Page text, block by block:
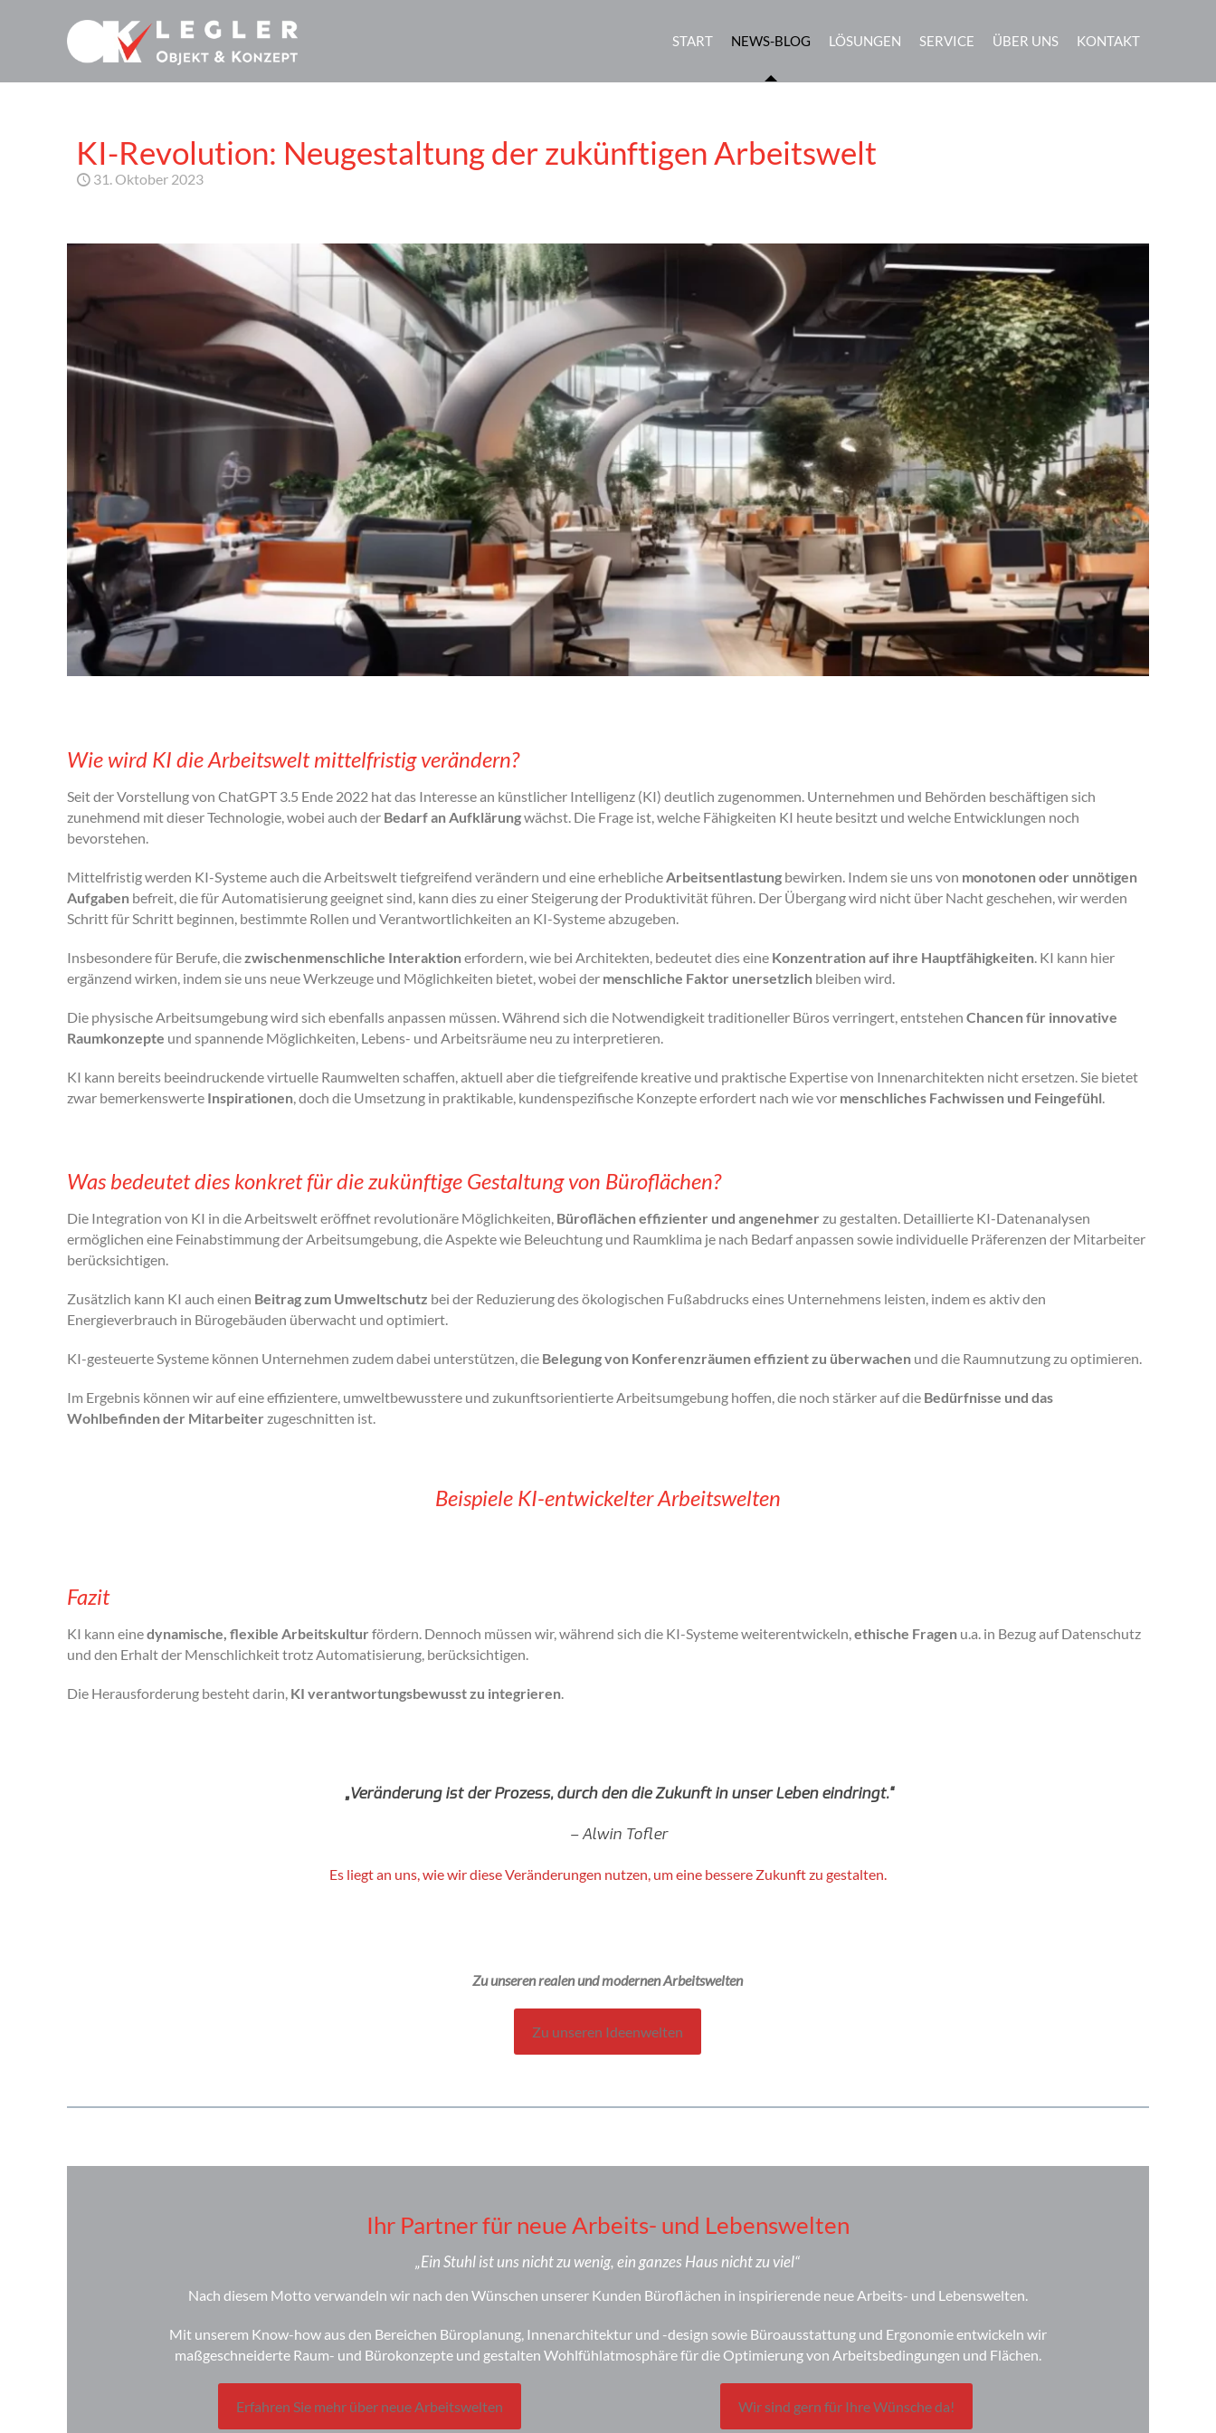
START NEWS-BLOG LÖSUNGEN SERVICE ÜBER UNS KONTAKT
KI-Revolution: Neugestaltung der zukünftigen Arbeitswelt
31. Oktober 2023
Wie wird KI die Arbeitswelt mittelfristig verändern?
Seit der Vorstellung von ChatGPT 3.5 Ende 2022 hat das Interesse an künstlicher Intelligenz (KI) deutlich zugenommen. Unternehmen und Behörden beschäftigen sich
zunehmend mit dieser Technologie, wobei auch der Bedarf an Aufklärungwächst. Die Frage ist, welche Fähigkeiten KI heute besitzt und welche Entwicklungen noch
bevorstehen.
Mittelfristig werden KI-Systeme auch die Arbeitswelt tiefgreifend verändern und eine erheblicheArbeitsentlastung bewirken. Indem sie uns von monotonen oder unnötigen
Aufgaben befreit, die für Automatisierung geeignet sind, kann dies zu einer Steigerung der Produktivität führen. Der Übergang wird nicht über Nacht geschehen, wir werden
Schritt für Schritt beginnen, bestimmte Rollen und Verantwortlichkeiten an KI-Systeme abzugeben.
Insbesondere für Berufe, diezwischenmenschliche Interaktionerfordern, wie bei Architekten, bedeutet dies eine Konzentration auf ihre Hauptfähigkeiten. KI kann hier
ergänzend wirken, indem sie uns neue Werkzeuge und Möglichkeiten bietet, wobei der menschliche Faktor unersetzlich bleiben wird.
Die physische Arbeitsumgebung wird sich ebenfalls anpassen müssen. Während sich die Notwendigkeit traditioneller Büros verringert, entstehenChancen für innovative
Raumkonzepte und spannende Möglichkeiten, Lebens- und Arbeitsräume neu zu interpretieren.
KI kann bereits beeindruckende virtuelle Raumwelten schaffen, aktuell aber die tiefgreifende kreative und praktische Expertise von Innenarchitekten nicht ersetzen. Sie bietet
zwar bemerkenswerte Inspirationen, doch die Umsetzung in praktikable, kundenspezifische Konzepte erfordert nach wie vor menschliches Fachwissen und Feingefühl.
Was bedeutet dies konkret für die zukünftige Gestaltung von Büroflächen?
Die Integration von KI in die Arbeitswelt eröffnet revolutionäre Möglichkeiten, Büroflächen effizienter und angenehmer zu gestalten. Detaillierte KI-Datenanalysen
ermöglichen eine Feinabstimmung der Arbeitsumgebung, die Aspekte wie Beleuchtung und Raumklima je nach Bedarf anpassen sowie individuelle Präferenzen der Mitarbeiter
berücksichtigen.
Zusätzlich kann KI auch einen Beitrag zum Umweltschutz bei der Reduzierung des ökologischen Fußabdrucks eines Unternehmens leisten, indem es aktiv den
Energieverbrauch in Bürogebäuden überwacht und optimiert.
KI-gesteuerte Systeme können Unternehmen zudem dabei unterstützen, die Belegung von Konferenzräumen effizient zu überwachen und die Raumnutzung zu optimieren.
Im Ergebnis können wir auf eine effizientere, umweltbewusstere und zukunftsorientierte Arbeitsumgebung hoffen, die noch stärker auf die Bedürfnisse und das
Wohlbefinden der Mitarbeiterzugeschnitten ist.
Beispiele KI-entwickelter Arbeitswelten
Fazit
KI kann einedynamische, flexible Arbeitskulturfördern. Dennoch müssen wir, während sich die KI-Systeme weiterentwickeln,ethische Fragen u.a. in Bezug auf Datenschutz
und den Erhalt der Menschlichkeit trotz Automatisierung, berücksichtigen.
Die Herausforderung besteht darin, KI verantwortungsbewusst zu integrieren.
„Veränderung ist der Prozess, durch den die Zukunft in unser Leben eindringt.“
– Alwin Tofler
Es liegt an uns, wie wir diese Veränderungen nutzen, um eine bessere Zukunft zu gestalten.
Zu unseren realen und modernen Arbeitswelten
Zu unseren Ideenwelten
Ihr Partner für neue Arbeits- und Lebenswelten
„Ein Stuhl ist uns nicht zu wenig, ein ganzes Haus nicht zu viel“
Nach diesem Motto verwandeln wir nach den Wünschen unserer Kunden Büroflächen in inspirierende neue Arbeits- und Lebenswelten.
Mit unserem Know-how aus den Bereichen Büroplanung, Innenarchitektur und -design sowie Büroausstattung und Ergonomie entwickeln wir
maßgeschneiderte Raum- und Bürokonzepte und gestalten Wohlfühlatmosphäre für die Optimierung von Arbeitsbedingungen und Flächen.
Erfahren Sie mehr über neue Arbeitswelten Wir sind gern für Ihre Wünsche da!